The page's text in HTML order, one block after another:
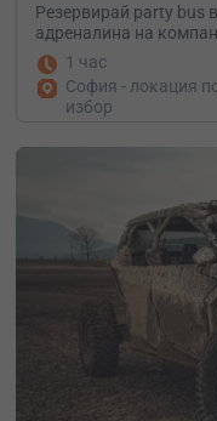
Резервирай party bus
адреналина на
1 час
София - локация
избор